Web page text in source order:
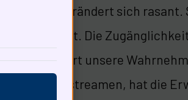
Die Kultur verändert sich
revolutioniert. Die
Dies verändert unsere
jederzeit zu streamen, hat die